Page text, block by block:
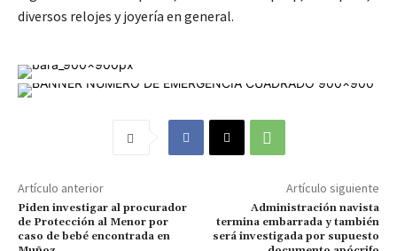
diversos relojes y joyería en general.
Artículo anterior
Piden investigar al procurador
de Protección al Menor por
caso de bebé encontrada en
Artículo siguiente
Administración navista
termina embarrada y también
será investigada por supuesto